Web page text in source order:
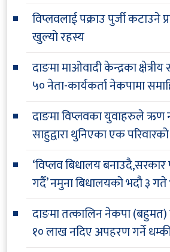
विप्लवलाई पक्राउ पुर्जी कटाउने
खुल्यो रहस्य
दाङमा माओवादी केन्द्रका
५० नेता-कार्यकर्ता नेकपामा
दाङमा विप्लवका युवाहरुले ऋण
साहुद्वारा थुनिएका एक
‘विप्लव बिधालय बनाउदै,सरकार
गर्दै’ नमुना बिधालयको भदौ ३
दाङमा तत्कालिन नेकपा
१० लाख नदिए अपहरण गर्ने